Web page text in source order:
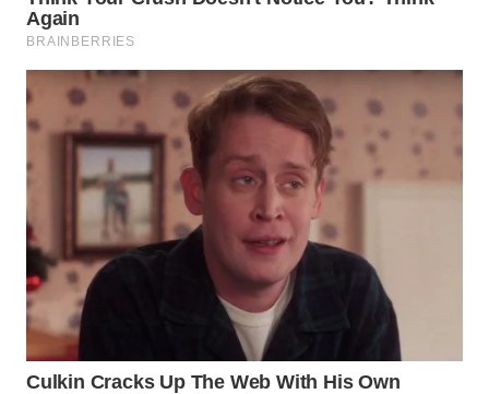
WN
WN
BEKASI
BOGOR
WN
DEPOK
WN
TAPANULI